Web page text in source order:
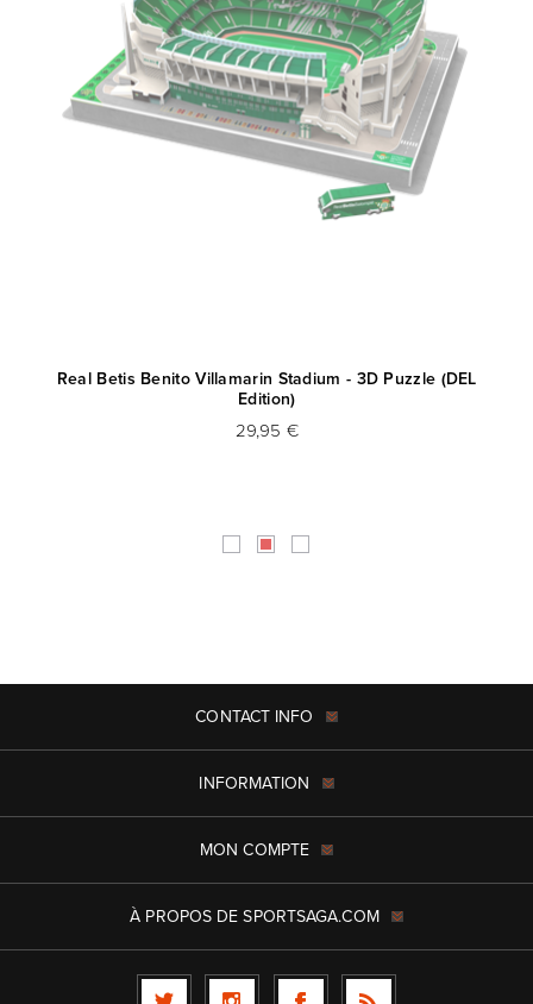
Real Betis Benito Villamarin Stadium - 3D Puzzle (DEL
Edition)
29,95 €
CONTACT INFO
INFORMATION
MON COMPTE
À PROPOS DE SPORTSAGA.COM